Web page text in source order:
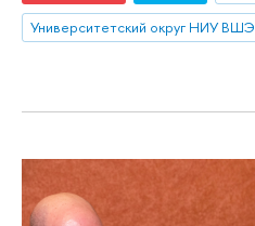
Университетский округ НИУ ВШЭ